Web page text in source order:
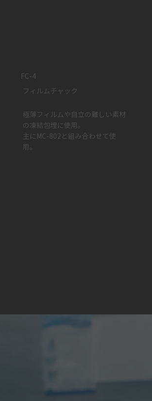
FC-4
フィルムチャック
極薄フィルムや自立の難しい素材
の凍結包埋に使用。
​主にMC-802と組み合わせて使
用。